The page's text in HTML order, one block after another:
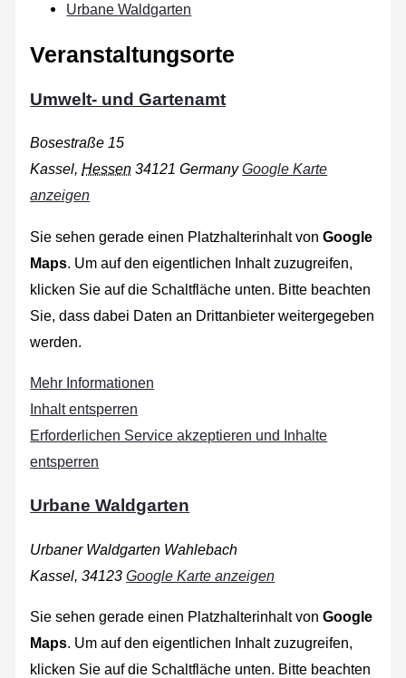
Urbane Waldgarten
Veranstaltungsorte
Umwelt- und Gartenamt
Bosestraße 15
Kassel, Hessen 34121 Germany Google Karte
anzeigen
Sie sehen gerade einen Platzhalterinhalt vonGoogle
Maps. Um auf den eigentlichen Inhalt zuzugreifen,
klicken Sie auf die Schaltfläche unten. Bitte beachten
Sie, dass dabei Daten an Drittanbieter weitergegeben
werden.
Mehr Informationen
Inhalt entsperren
Erforderlichen Service akzeptieren und Inhalte
entsperren
Urbane Waldgarten
Urbaner Waldgarten Wahlebach
Kassel 34123 Google Karte anzeigen
Sie sehen gerade einen Platzhalterinhalt vonGoogle
Maps. Um auf den eigentlichen Inhalt zuzugreifen,
klicken Sie auf die Schaltfläche unten. Bitte beachten